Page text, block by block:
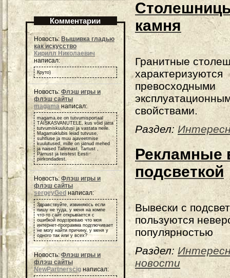
Комментарии
Новость: Вышивка гладью
как искусство
Кирилл Николаевич
написал:
Круто)
Новость: Флэш игры и
флэш сайты
magama написал:
magama.ee on tutvumisportaal
TÄISKASVANUTELE, kus võid jätta
tutvumiskuulutusi ja vastata neile.
Magamaklubis leiad tutvuse,
suhtluse ja muu ajaveetmise
kuulutused, mille on jätnud mehed
ja naised Tallinnast, Tartust ,
Pärnust ja teistest Eesti
piirkondadest.
Новость: Флэш игры и
флэш сайты
sergeyGed написал:
Здравствуйте, извиняюсь если
пишу не туда, у меня на компе
что-то сайт открывается с
ошибкой подозреваю что моя
интернет-программа подглючивает
не могу найти причину, у меня у
одного так или у всех?
Новость:Флэш игры и
флэш сайты
NewPartnerscig написал:
камня
Гранитные
характеризуются
превосходными
свойствами.
Раздел:
Рекламные
подсветкой
Вывески с
пользуются
популярностью
Раздел:
новости